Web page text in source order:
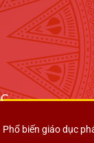
Phổ biến giáo dục